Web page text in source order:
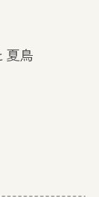
夏鳥